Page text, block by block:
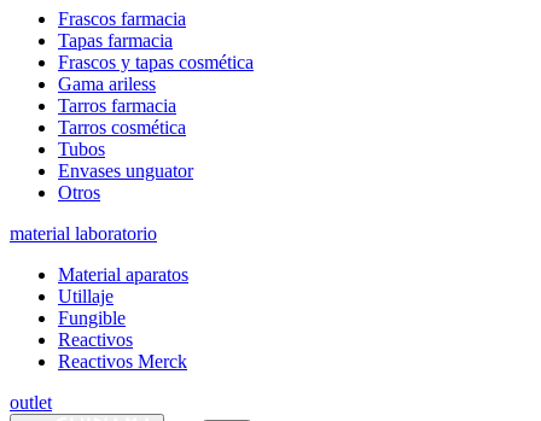
Frascos farmacia
Tapas farmacia
Frascos y tapas cosmética
Gama ariless
Tarros farmacia
Tarros cosmética
Tubos
Envases unguator
Otros
material laboratorio
Material aparatos
Utillaje
Fungible
Reactivos
Reactivos Merck
outlet